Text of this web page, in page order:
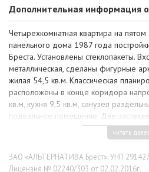
Дополнительная информация
Четырехкомнатная квартира на
панельного дома 1987 года
Бреста. Установлены стеклопакеты.
металлическая, сделаны фигурные
жилая 54,5 кв.м. Классическая
расположены в конце коридора
кв.м, кухня 9,5 кв.м, санузел
подвальное помещение. Две
гипсокартона 2,62 м с подсветкой –
преображающая интерьер гостиной
читать
ЗАО «АЛЬТЕРНАТИВА Брест». УНП
Лицензия № 02240/303 от 02.02.2016г.